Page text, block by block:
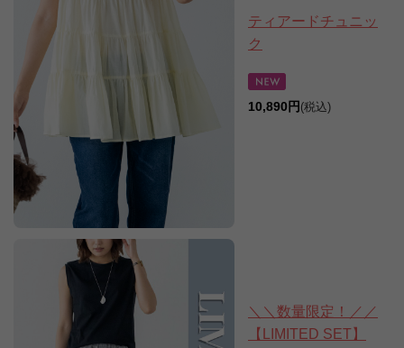
ティアードチュニッ
ク
10,890円 (税込)
＼＼数量限定！／／
【LIMITED SET】